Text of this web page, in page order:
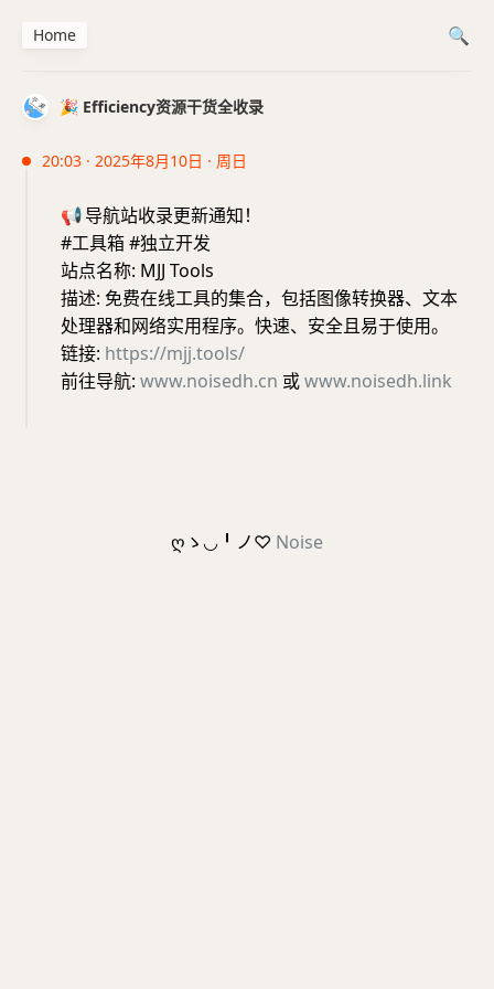
🎉 Efficiency资源干货全收录
20:03 · 2025年8月10日 · 周日
📢导航站收录更新通知！
#工具箱 #独立开发
站点名称: MJJ Tools
描述: 免费在线工具的集合，包括图像转换器、文本
处理器和网络实用程序。快速、安全且易于使用。
链接: https://mjj.tools/
前往导航: www.noisedh.cn 或www.noisedh.link
Home
ღゝ◡╹ノ♡ Noise